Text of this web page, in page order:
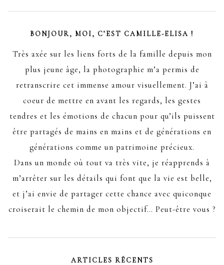
BONJOUR, MOI, C’EST CAMILLE-ELISA !
Très axée sur les liens forts de la famille depuis mon
plus jeune âge, la photographie m’a permis de
retranscrire cet immense amour visuellement. J’ai à
coeur de mettre en avant les regards, les gestes
tendres et les émotions de chacun pour qu’ils puissent
être partagés de mains en mains et de générations en
générations comme un patrimoine précieux.
Dans un monde où tout va très vite, je réapprends à
m’arrêter sur les détails qui font que la vie est belle,
et j’ai envie de partager cette chance avec quiconque
croiserait le chemin de mon objectif… Peut-être vous ?
ARTICLES RÉCENTS